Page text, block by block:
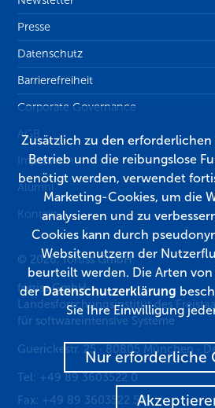
Presse
Datenschutz
Barrierefreiheit
Corporate Governance
AGB
Impressum
Alumni
Kontakt
© 2026, fortiss GmbH
fortiss GmbH
Landesforschungsinstitut des
für softwareintensive Systeme
Guerickestr. 25 · 80805 München ·
Tel: +49 89 3603522 0
Fax: +49 89 3603522 50
Zusätzlich zu den erforderlichen
Betrieb und die reibungslose
benötigt werden, verwendet
Marketing-Cookies, um die
analysieren und zu
Cookies kann durch
Websitenutzern der
beurteilt werden. Die Arten
derDatenschutzerklärung
Sie Ihre Einwilligung
Nur erforderliche